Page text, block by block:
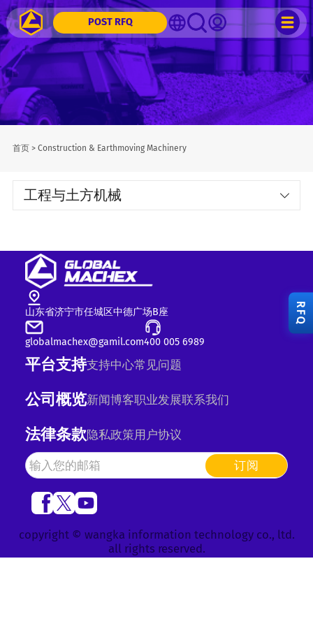
POST RFQ
首页> Construction & Earthmoving Machinery
工程与土方机械
山东省济宁市任城区中德广场B座
globalmachex@gamil.com400 005 6989
平台支持支持中心常见问题
公司概览新闻博客职业发展联系我们
法律条款隐私政策用户协议
订阅
copyright © wangka information technology co., ltd.
all rights reserved.
RFQ